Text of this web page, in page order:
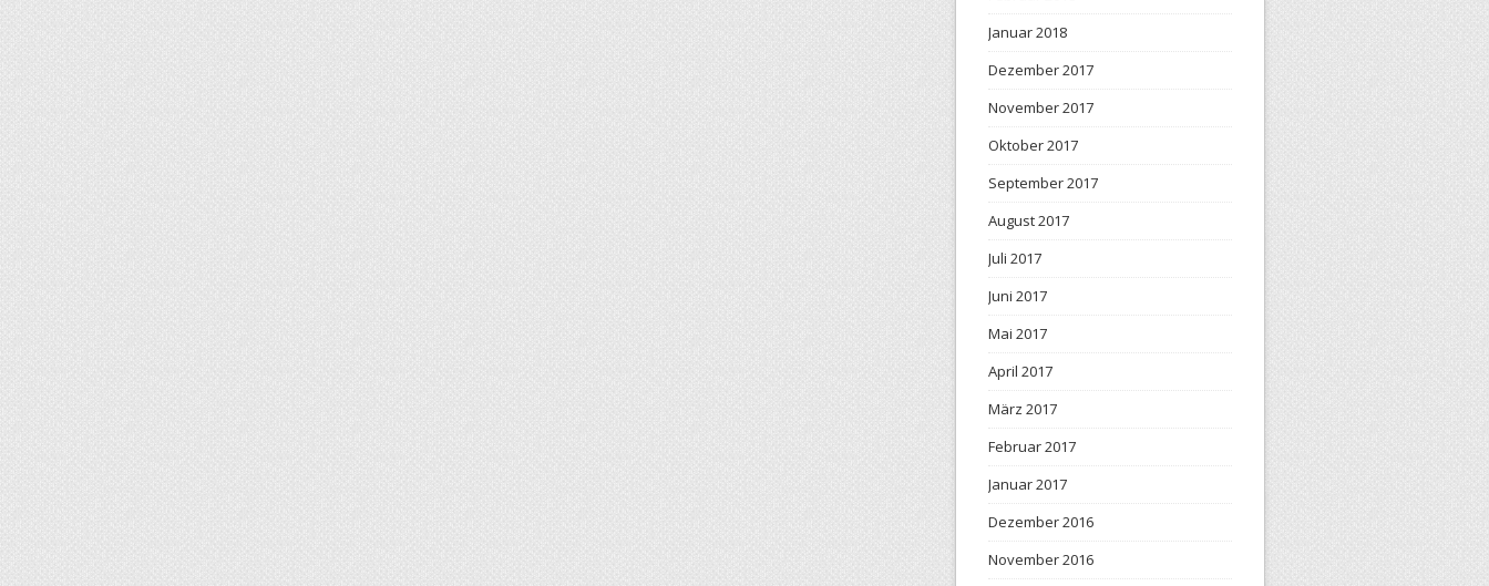
Januar 2018
Dezember 2017
November 2017
Oktober 2017
September 2017
August 2017
Juli 2017
Juni 2017
Mai 2017
April 2017
März 2017
Februar 2017
Januar 2017
Dezember 2016
November 2016